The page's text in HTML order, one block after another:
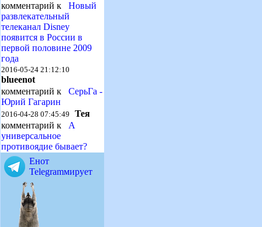
комментарий к Новый
развлекательный
телеканал Disney
появится в России в
первой половине 2009
года
2016-05-24 21:12:10
blueenot
комментарий к СерьГа -
Юрий Гагарин
2016-04-28 07:45:49 Тея
комментарий к А
универсальное
противоядие бывает?
Енот
Telegramмирует